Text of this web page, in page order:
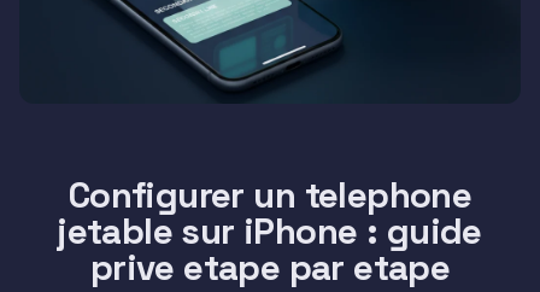
Configurer un telephone
jetable sur iPhone : guide
prive etape par etape